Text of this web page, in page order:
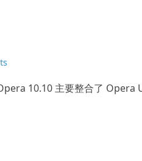
10.10 主要整合了 Opera